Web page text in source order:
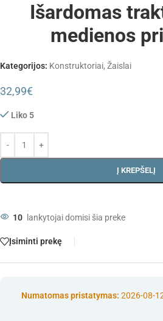
Išardomas
medienos
Kategorijos: Konstruktoriai, Žaislai
32,99€
Liko 5
Į KREPŠELĮ
10 lankytojai domisi šia preke
Įsiminti prekę
Numatomas pristatymas: 2026-08-